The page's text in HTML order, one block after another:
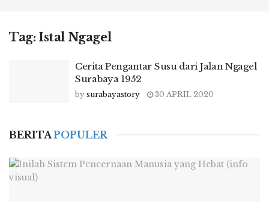
Tag: Istal Ngagel
Cerita Pengantar Susu dari Jalan Ngagel
Surabaya 1952
by surabayastory 30 APRIL 2020
BERITAPOPULER